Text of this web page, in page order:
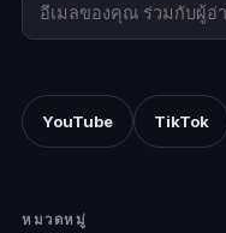
YouTube TikTok
หมวดหมู่